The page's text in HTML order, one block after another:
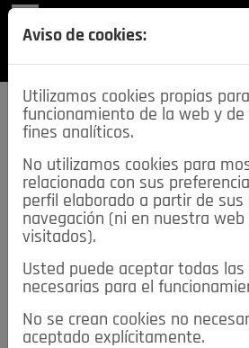
SECCIONES
≡NOTICIAS
NOTICIAS SERVICIOS DE
Aviso de cookies:
Utilizamos cookies propias
funcionamiento de la web y de
fines analíticos.
No utilizamos cookies para
relacionada con sus
perfil elaborado a partir de sus
navegación (ni en nuestra
visitados).
Usted puede aceptar todas las
necesarias para el
No se crean cookies no
aceptado explícitamente.